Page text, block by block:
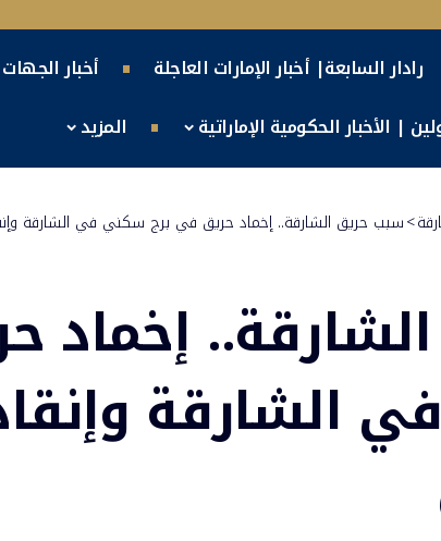
رادار السابعة| أخبار الإمارات العاجلة أخبار
| الأخبار الحكومية الإماراتية
المزيد
>سبب حريق الشارقة.. إخماد حريق في برج سكني في الشارقة
إخماد
الشارقة